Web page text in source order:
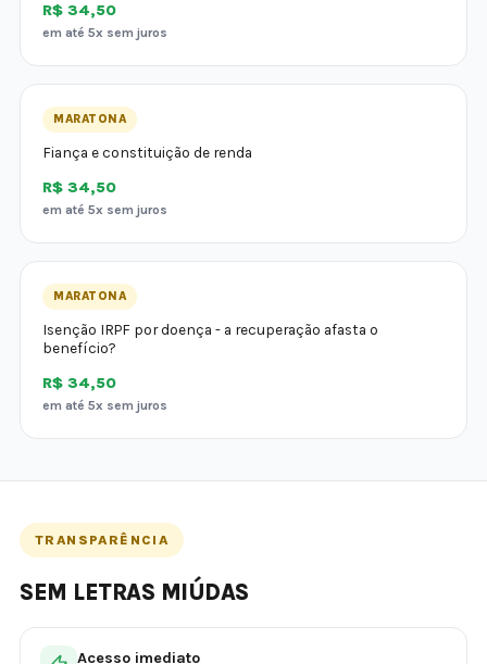
R$ 34,50
em até 5x sem juros
MARATONA
Fiança e constituição de renda
R$ 34,50
em até 5x sem juros
MARATONA
Isenção IRPF por doença - a recuperação afasta o
benefício?
R$ 34,50
em até 5x sem juros
TRANSPARÊNCIA
SEM LETRAS MIÚDAS
Acesso imediato